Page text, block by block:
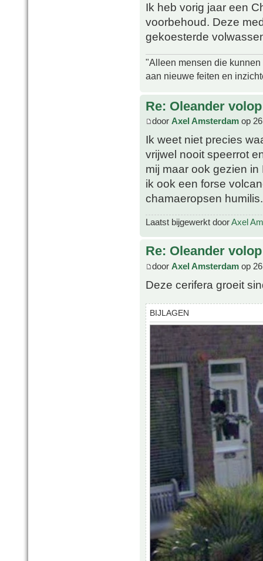
Ik heb vorig jaar een
voorbehoud. Deze
gekoesterde
"Alleen mensen die
aan nieuwe feiten en
Re: Oleander
door Axel Amsterdam op
Ik weet niet precies
vrijwel nooit speerrot
mij maar ook gezien
ik ook een forse
chamaeropsen humilis.
Laatst bijgewerkt doorAxel
Re: Oleander
door Axel Amsterdam op
Deze cerifera groeit
BIJLAGEN